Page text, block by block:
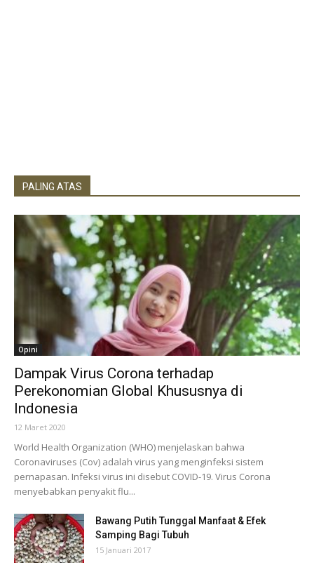
PALING ATAS
Opini
Dampak Virus Corona terhadap
Perekonomian Global Khususnya di
Indonesia
12 Maret 2020
World Health Organization (WHO) menjelaskan bahwa
Coronaviruses (Cov) adalah virus yang menginfeksi sistem
pernapasan. Infeksi virus ini disebut COVID-19. Virus Corona
menyebabkan penyakit flu...
Bawang Putih Tunggal Manfaat & Efek
Samping Bagi Tubuh
15 Januari 2017